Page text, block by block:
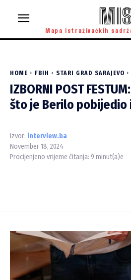
Mapa istraživačkih
HOME FBIH STARI GRAD SARAJEVO
IZBORNI POST
što je Berilo pobijedio
Izvor: interview.ba
November 18, 2024
Procijenjeno vrijeme čitanja: 9 minut(a)e